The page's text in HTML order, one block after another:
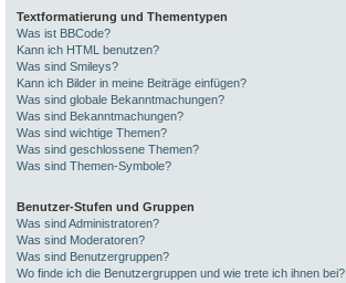
Textformatierung und Thementypen
Was ist BBCode?
Kann ich HTML benutzen?
Was sind Smileys?
Kann ich Bilder in meine Beiträge einfügen?
Was sind globale Bekanntmachungen?
Was sind Bekanntmachungen?
Was sind wichtige Themen?
Was sind geschlossene Themen?
Was sind Themen-Symbole?
Benutzer-Stufen und Gruppen
Was sind Administratoren?
Was sind Moderatoren?
Was sind Benutzergruppen?
Wo finde ich die Benutzergruppen und wie trete ich ihnen bei?